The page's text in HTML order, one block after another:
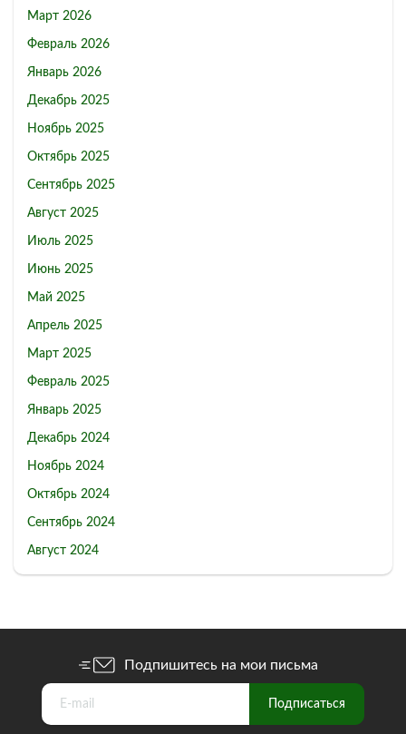
Март 2026
Февраль 2026
Январь 2026
Декабрь 2025
Ноябрь 2025
Октябрь 2025
Сентябрь 2025
Август 2025
Июль 2025
Июнь 2025
Май 2025
Апрель 2025
Март 2025
Февраль 2025
Январь 2025
Декабрь 2024
Ноябрь 2024
Октябрь 2024
Сентябрь 2024
Август 2024
Подпишитесь на мои письма